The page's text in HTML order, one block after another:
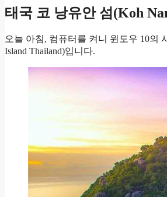
태국 코 낭유안 섬(Koh
오늘 아침, 컴퓨터를 켜니 윈도우 10의
Island Thailand)입니다.